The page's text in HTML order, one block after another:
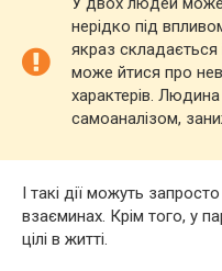
нерідко під
якраз складається
може йтися про
характерів.
самоаналізом,
І такі дії можуть
взаєминах. Крім того, у
цілі в житті.